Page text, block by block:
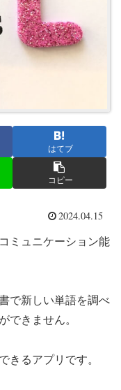
はてブ
コピー
2024.04.15
ミュニケーション能
で新しい単語を調べ
できません。
きるアプリです。